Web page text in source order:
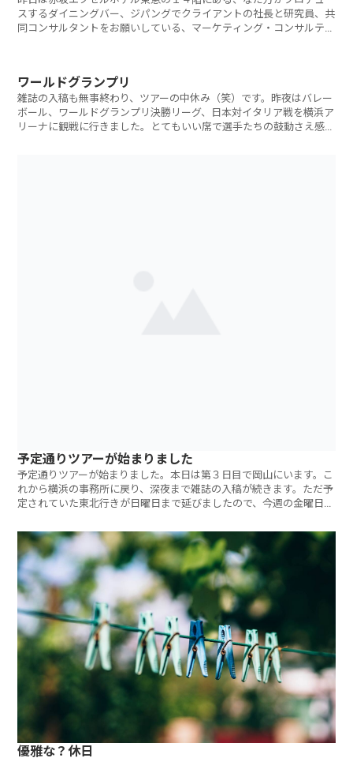
スするダイニングバー、ジパングでクライアントの社長と研究員、共
同コンサルタントをお願いしている、マーケティング・コンサルティ
ワールドグランプリ
雑誌の入稿も無事終わり、ツアーの中休み（笑）です。昨夜はバレー
ボール、ワールドグランプリ決勝リーグ、日本対イタリア戦を横浜ア
リーナに観戦に行きました。とてもいい席で選手たちの鼓動さえ感じ
予定通りツアーが始まりました
予定通りツアーが始まりました。本日は第３日目で岡山にいます。こ
れから横浜の事務所に戻り、深夜まで雑誌の入稿が続きます。ただ予
定されていた東北行きが日曜日まで延びましたので、今週の金曜日の
優雅な？休日